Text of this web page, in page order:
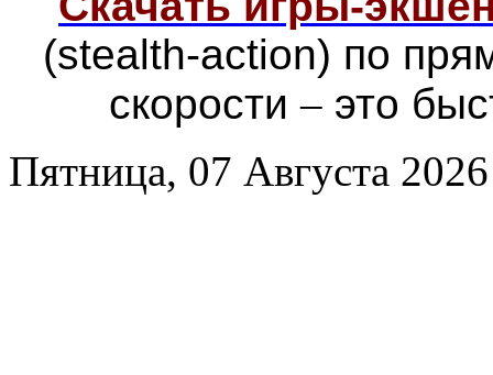
(stealth-action) по
скорости– это
Пятница, 07 Августа 2026